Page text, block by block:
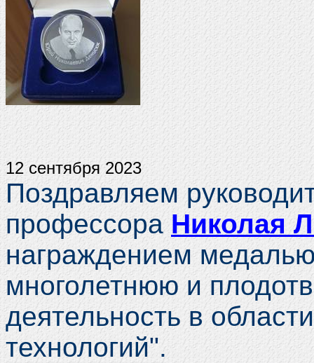
12 сентября 2023
Поздравляем
профессораНиколая
награждением
многолетнюю и
деятельность в
технологий".